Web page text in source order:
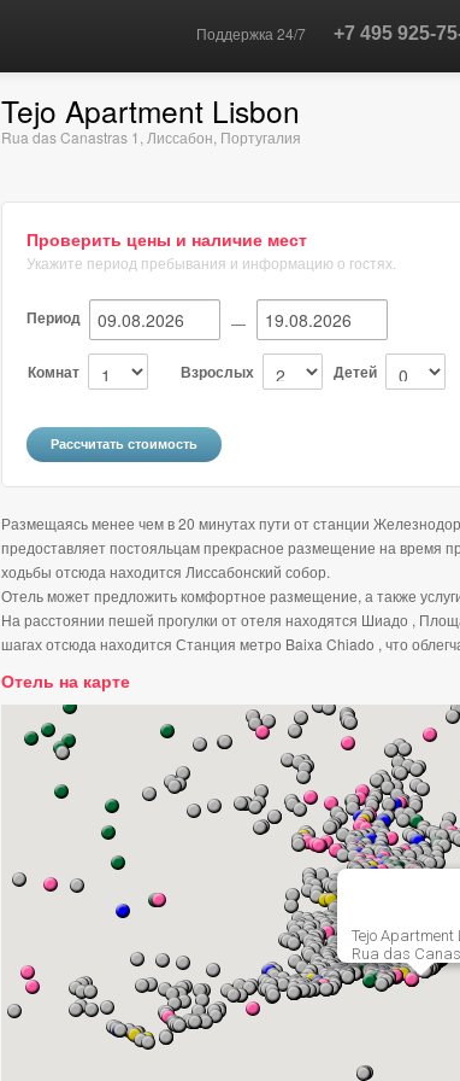
Поддержка 24/7 +7 495 925-
Tejo Apartment Lisbon
Rua das Canastras 1 Лиссабон Португалия
Проверить цены и наличие мест
Укажите период пребывания и информацию о гостях.
Период —
Комнат Взрослых Детей
Размещаясь менее чем в 20 минутах пути от станции
предоставляет постояльцам прекрасное размещение на время
ходьбы отсюда находится Лиссабонский собор.
Отель может предложить комфортное размещение, а также
На расстоянии пешей прогулки от отеля находятся Шиадо ,
шагах отсюда находится Станция метро Baixa Chiado , что
Отель на карте
Tejo Apartment
Rua das